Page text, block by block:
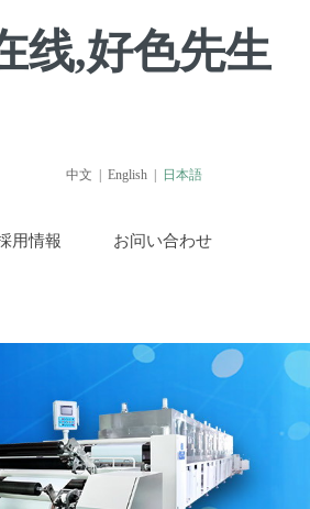
线,好色先生
用情報 お问い合わせ
中文 English 日本語